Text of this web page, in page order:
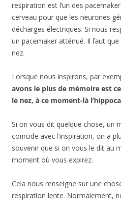
respiration est l’un des
cerveau pour que les neurones
décharges électriques. Si nous
un pacemaker atténué. Il faut que
nez.
Lorsque nous inspirons, par
avons le plus de mémoire est
le nez, à ce moment-là
Si on vous dit quelque chose, un
coïncide avec l’inspiration, on a
souvenir que si on vous le dit au
moment où vous expirez.
Cela nous renseigne sur une
respiration lente. Normalement,